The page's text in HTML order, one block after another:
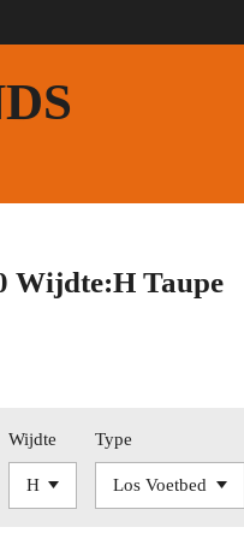
Wijdte:H Taupe
Wijdte Type